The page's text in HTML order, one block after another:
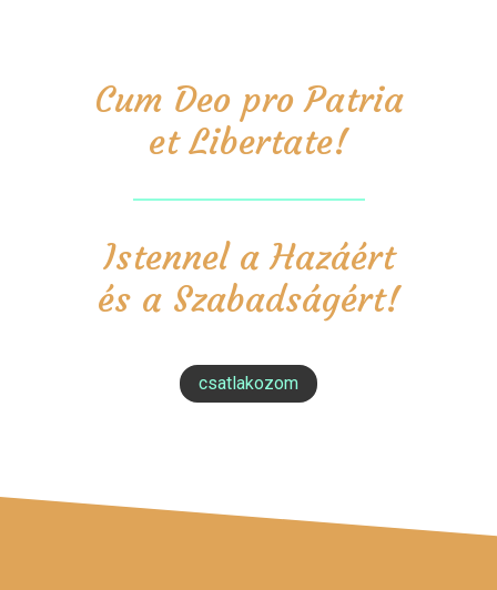
Cum Deo pro Patria
et Libertate!
Istennel a Hazáért
és a Szabadságért!
csatlakozom